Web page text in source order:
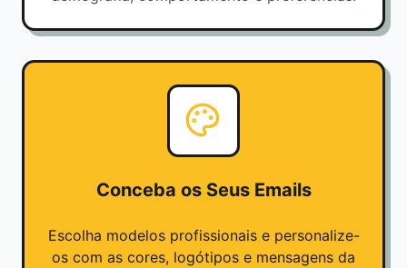
Conceba os Seus Emails
Escolha modelos profissionais e personalize-
os com as cores, logótipos e mensagens da